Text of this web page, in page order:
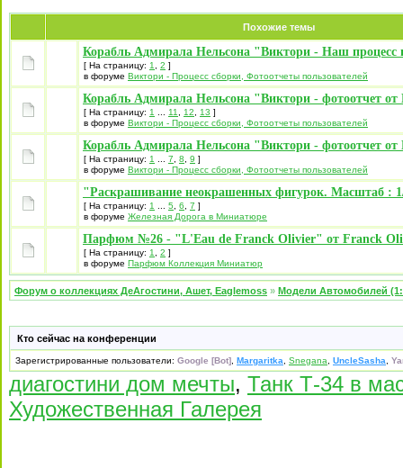
Похожие темы
Корабль Адмирала Нельсона "Виктори - Наш процесс
[ На страницу: 1 2 ]
в форуме Виктори - Процесс сборки, Фотоотчеты пользователей
Корабль Адмирала Нельсона "Виктори - фотоотчет от
[ На страницу: 1 11 12 13 ]
в форуме Виктори - Процесс сборки, Фотоотчеты пользователей
Корабль Адмирала Нельсона "Виктори - фотоотчет от
[ На страницу: 1 7 8 9 ]
в форуме Виктори - Процесс сборки, Фотоотчеты пользователей
"Раскрашивание неокрашенных фигурок. Масштаб :
[ На страницу: 1 5 6 7 ]
в форуме Железная Дорога в Миниатюре
Парфюм №26 - "L'Eau de Franck Olivier" от Franck
[ На страницу: 1 2 ]
в форуме Парфюм Коллекция Миниатюр
Форум о коллекциях ДеАгостини, Ашет, Eaglemoss » Модели Автомобилей
Кто сейчас на конференции
Зарегистрированные пользователи: Google [Bot] Margaritka Snegana UncleSasha
диагостини дом мечты, Танк Т-34 в
Художественная Галерея